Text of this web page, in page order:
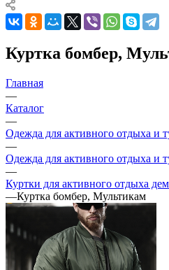
Куртка бомбер,
Главная
—
Каталог
—
Одежда для активного отдыха и
—
Одежда для активного отдыха и
—
Куртки для активного отдыха
—Куртка бомбер, Мультикам